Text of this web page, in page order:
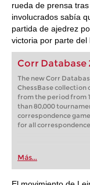
rueda de prensa
involucrados sabía
partida de ajedrez
victoria por parte del
Corr Database
The new Corr
ChessBase collection
from the period from
than 80,000
correspondence
for all
Más...